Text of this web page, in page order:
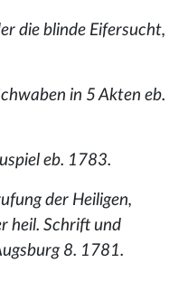
die blinde Eifersucht,
in 5 Akten eb.
eb. 1783.
der Heiligen,
heil. Schrift und
8. 1781.